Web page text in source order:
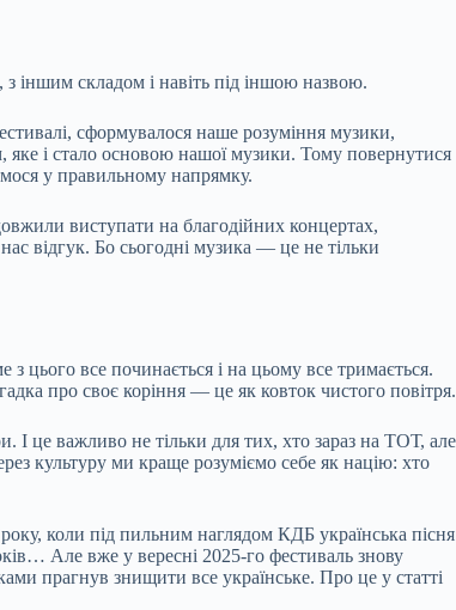
іншим складом і навіть під іншою назвою.
сформувалося наше розуміння музики,
яке і стало основою нашої музики. Тому повернутися
у правильному напрямку.
виступати на благодійних концертах,
відгук. Бо сьогодні музика — це не тільки
цього все починається і на цьому все тримається.
про своє коріння — це як ковток чистого повітря.
І це важливо не тільки для тих, хто зараз на ТОТ, але
культуру ми краще розуміємо себе як націю: хто
коли під пильним наглядом КДБ українська пісня
Але вже у вересні 2025-го фестиваль знову
прагнув знищити все українське. Про це у статті